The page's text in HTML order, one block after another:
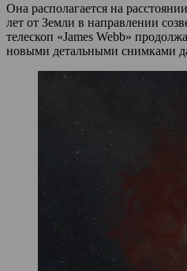
Она располагается на
лет от Земли в направлении
телескоп «James Webb»
новыми детальными снимками